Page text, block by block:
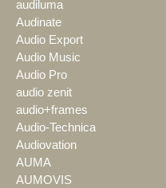
audiluma
Audinate
Audio Export
Audio Music
Audio Pro
audio zenit
audio+frames
Audio-Technica
Audiovation
AUMA
AUMOVIS